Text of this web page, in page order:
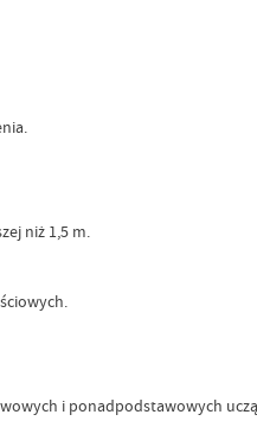
niż 1,5 m.
i ponadpodstawowych